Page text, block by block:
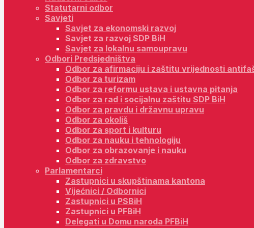
Statutarni odbor
Savjeti
Savjet za ekonomski razvoj
Savjet za razvoj SDP BiH
Savjet za lokalnu samoupravu
Odbori Predsjedništva
Odbor za afirmaciju i zaštitu vrijednosti
Odbor za turizam
Odbor za reformu ustava i ustavna pitanja
Odbor za rad i socijalnu zaštitu SDP BiH
Odbor za pravdu i državnu upravu
Odbor za okoliš
Odbor za sport i kulturu
Odbor za nauku i tehnologiju
Odbor za obrazovanje i nauku
Odbor za zdravstvo
Parlamentarci
Zastupnici u skupštinama kantona
Vijećnici / Odbornici
Zastupnici u PSBiH
Zastupnici u PFBiH
Delegati u Domu naroda PFBiH